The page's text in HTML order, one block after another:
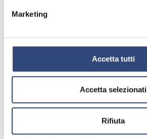
Marketing
Accetta tutti
Accetta selezionati
Rifiuta